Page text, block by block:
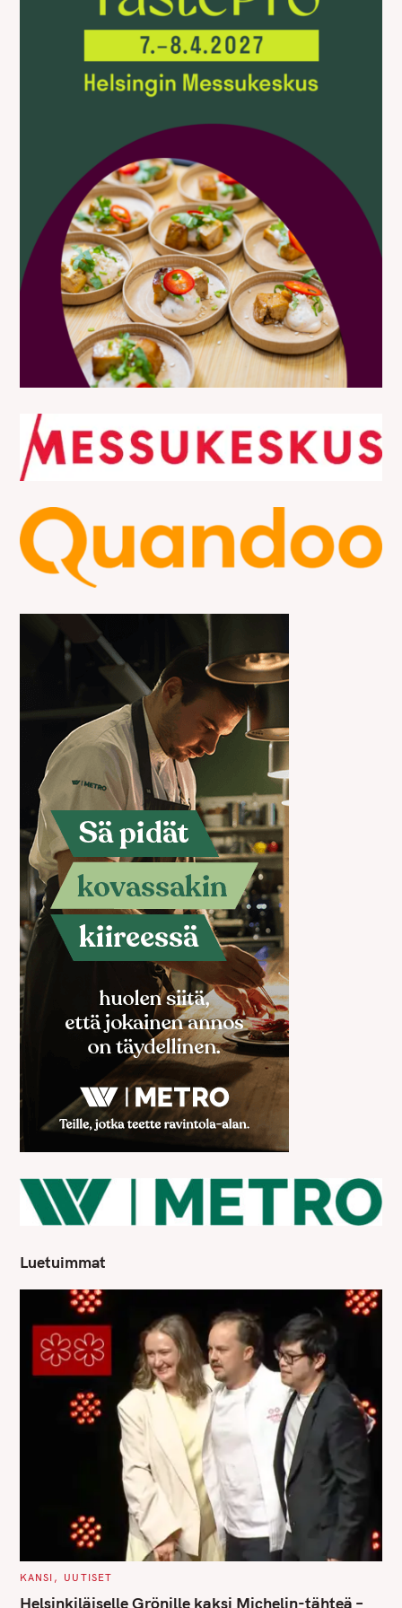
Luetuimmat
C
T
KANSI UUTISET
Helsinkiläiselle Grönille kaksi Michelin-tähteä –